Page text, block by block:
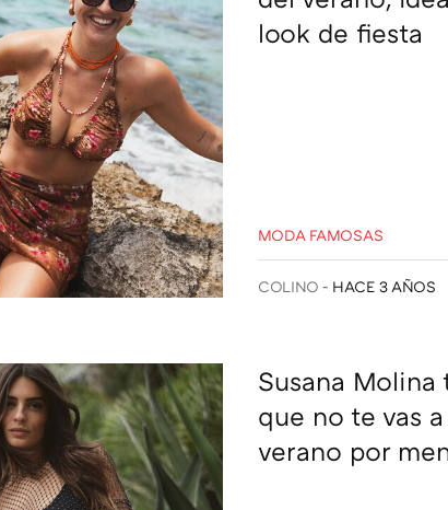
look de fiesta
MODA FAMOSAS
COLINO HACE 3 AÑOS
Susana Molina
que no te vas
verano por